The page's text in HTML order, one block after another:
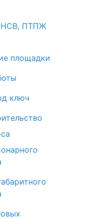
ПТПЖ
площадки
ключ